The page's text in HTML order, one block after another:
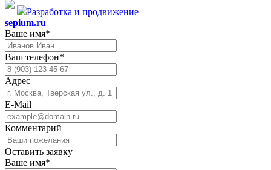
Разработка и продвижение
sepium.ru
Ваше имя*
Ваш телефон*
Адрес
E-Mail
Комментарий
Оставить заявку
Ваше имя*